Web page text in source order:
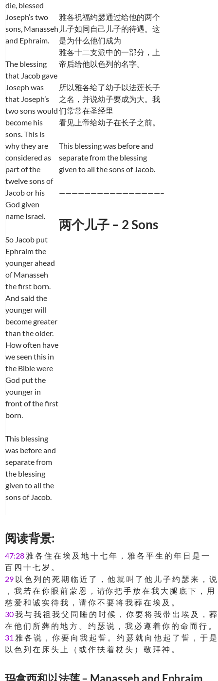
die, blessed
Joseph’s two
sons, Manasseh
and Ephraim.
The blessing
that Jacob gave
Joseph was
that Joseph’s
two sons would
become his
sons. This is
why they are
considered as
part of the
twelve sons of
Jacob or his
God given
name Israel.
So Jacob put
Ephraim the
younger ahead
of Manasseh
the first born.
And said the
younger will
become greater
than the older.
How often have
we seen this in
the Bible were
God put the
younger in
front of the first
born.
This blessing
was before and
separate from
the blessing
given to all the
sons of Jacob.
雅各祝福约瑟通过给他的两个
儿子如同自己儿子的待遇。这
是为什么他们成为
雅各十二支派中的一部分，上
帝后给他以色列的名字。
所以雅各给了幼子以法莲长子
之名，并说幼子要成为大。我
们常常在圣经里
看见上帝给幼子在长子之前。
This blessing was before and
separate from the blessing
given to all the sons of Jacob.
————————————————–
两个儿子 – 2 Sons
阅读背景:
47:28 雅 各 住 在 埃 及 地 十 七 年 ， 雅 各 平 生 的 年 日 是 一
百 四 十 七 岁 。
29 以 色 列 的 死 期 临 近 了 ， 他 就 叫 了 他 儿 子 约 瑟 来 ， 说
， 我 若 在 你 眼 前 蒙 恩 ， 请你 把 手 放 在 我 大 腿 底 下 ， 用
慈 爱 和 诚 实 待 我 ， 请 你 不 要 将 我 葬 在 埃 及 。
30我 与 我 祖 我 父 同 睡 的 时 候 ， 你 要 将 我 带 出 埃 及 ， 葬
在 他 们 所 葬 的 地 方 。 约 瑟 说 ， 我 必 遵 着 你 的 命 而 行 。
31 雅 各 说 ， 你 要 向 我 起 誓 。 约 瑟 就 向 他 起 了 誓 ， 于 是
以 色 列 在 床 头 上 （ 或 作 扶 着 杖 头 ） 敬 拜 神 。
玛拿西和以法莲 – Manasseh and Ephraim